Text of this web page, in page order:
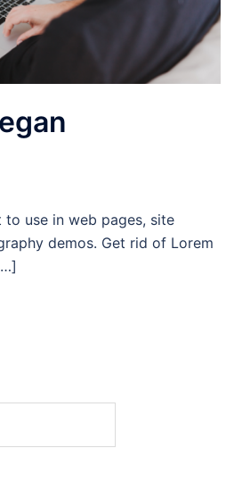
use in web pages, site
demos. Get rid of Lorem